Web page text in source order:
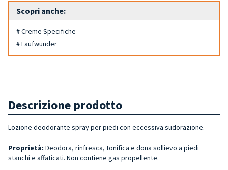
Scopri anche:
# Creme Specifiche
# Laufwunder
Descrizione prodotto
Lozione deodorante spray per piedi con eccessiva sudorazione.
Proprietà: Deodora, rinfresca, tonifica e dona sollievo a piedi
stanchi e affaticati. Non contiene gas propellente.